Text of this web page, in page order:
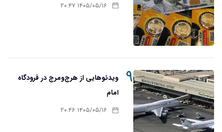
۱۴۰۵/۰۵/۱۶ ۲۰:۴۷
۹
ویدئوهایی از هرج‌ومرج در فرودگاه
امام
۱۴۰۵/۰۵/۱۶ ۲۰:۴۶